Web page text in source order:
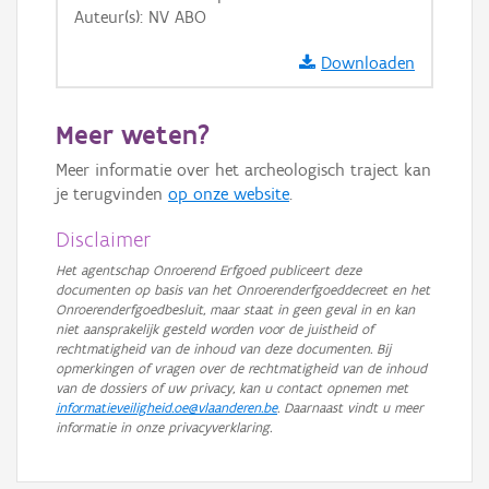
GRB-Basiskaart in grijswaarden
Auteur(s): NV ABO
Downloaden
Meer weten?
Meer informatie over het archeologisch traject kan
je terugvinden op onze website.
Disclaimer
Het agentschap Onroerend Erfgoed publiceert deze
documenten op basis van het Onroerenderfgoeddecreet en het
Onroerenderfgoedbesluit, maar staat in geen geval in en kan
niet aansprakelijk gesteld worden voor de juistheid of
rechtmatigheid van de inhoud van deze documenten. Bij
opmerkingen of vragen over de rechtmatigheid van de inhoud
van de dossiers of uw privacy, kan u contact opnemen met
informatieveiligheid.oe@vlaanderen.be. Daarnaast vindt u meer
informatie in onze privacyverklaring.